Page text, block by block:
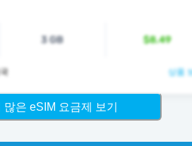
3 GB $8.49
국 상품
많은 eSIM 요금제 보기